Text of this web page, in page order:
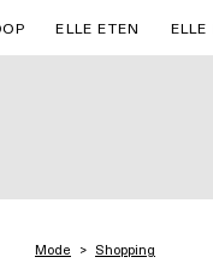
ELLE ETEN ELLE
Mode Shopping